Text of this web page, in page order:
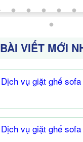
BÀI VIẾT MỚI
Dịch vụ giặt ghế
Dịch vụ giặt ghế